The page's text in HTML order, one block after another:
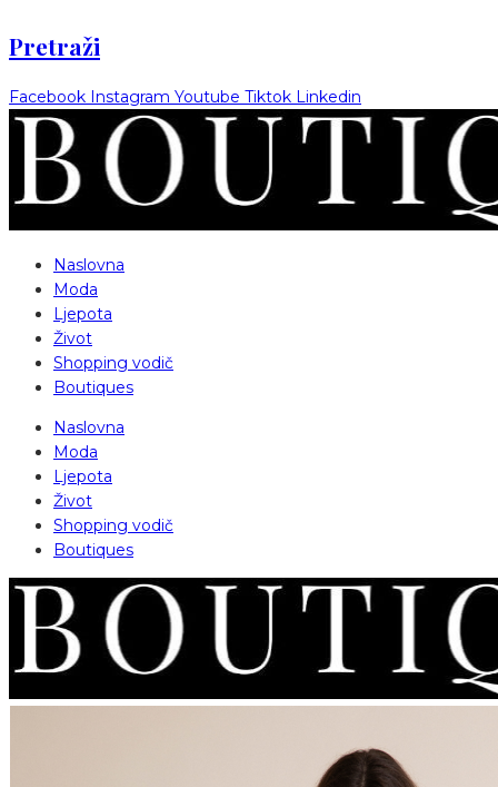
Pretraži
Facebook Instagram Youtube Tiktok Linkedin
Naslovna
Moda
Ljepota
Život
Shopping vodič
Boutiques
Naslovna
Moda
Ljepota
Život
Shopping vodič
Boutiques